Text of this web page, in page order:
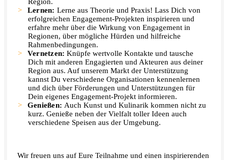
Lernen: Lerne aus Theorie und Praxis! Lass Dich von
erfolgreichen Engagement-Projekten inspirieren und
erfahre mehr über die Wirkung von Engagement in
Regionen, über mögliche Hürden und hilfreiche
Rahmenbedingungen.
Vernetzen: Knüpfe wertvolle Kontakte und tausche
Dich mit anderen Engagierten und Akteuren aus deiner
Region aus. Auf unserem Markt der Unterstützung
kannst Du verschiedene Organisationen kennenlernen
und dich über Förderungen und Unterstützungen für
Dein eigenes Engagement-Projekt informieren.
Genießen: Auch Kunst und Kulinarik kommen nicht zu
kurz. Genieße neben der Vielfalt toller Ideen auch
verschiedene Speisen aus der Umgebung.
Wir freuen uns auf Eure Teilnahme und einen inspirierenden